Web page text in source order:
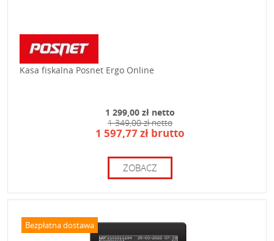
Kasa fiskalna Posnet Ergo Online
1 299,00 zł netto
1 349,00 zł netto
1 597,77 zł brutto
ZOBACZ
Bezpłatna dostawa